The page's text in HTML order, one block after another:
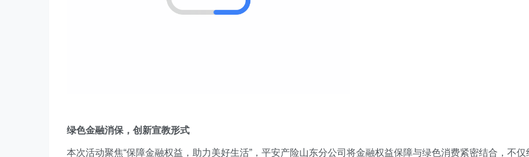
绿色金融消保，创新宣教形式
本次活动聚焦“保障金融权益，助力美好生活”，平安产险山东分公司将金融权益保障与绿色消费紧密结合，不仅